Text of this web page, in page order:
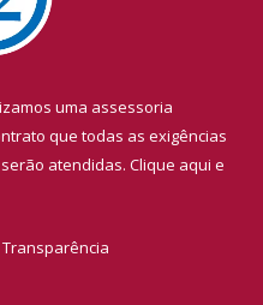
uma assessoria
que todas as exigências
atendidas. Clique aqui e